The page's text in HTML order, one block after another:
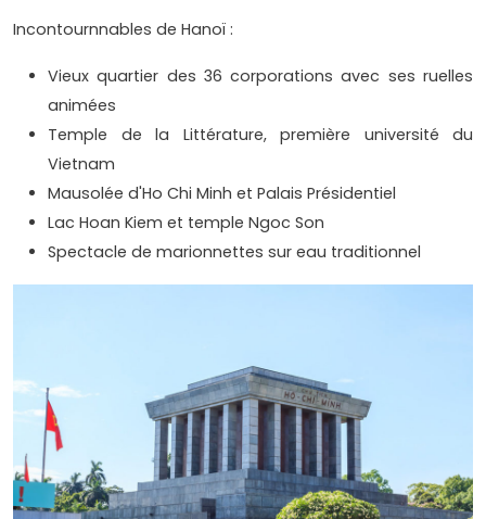
Incontournnables de Hanoï :
Vieux quartier des 36 corporations avec ses ruelles
animées
Temple de la Littérature, première université du
Vietnam
Mausolée d'Ho Chi Minh et Palais Présidentiel
Lac Hoan Kiem et temple Ngoc Son
Spectacle de marionnettes sur eau traditionnel